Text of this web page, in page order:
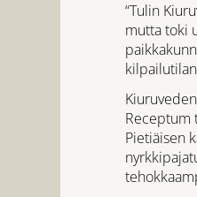
“Tulin
mutta toki
Receptum
Pietiäisen